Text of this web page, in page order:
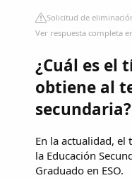
Solicitud de
Ver respuesta completa
¿Cuál es el
obtiene al
secundaria?
En la actualidad,
la Educación
Graduado en ESO.